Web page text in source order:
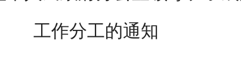
工作分工的通知